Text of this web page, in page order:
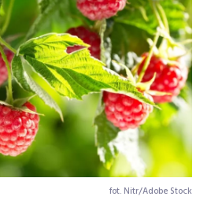
fot. Nitr/Adobe Stock